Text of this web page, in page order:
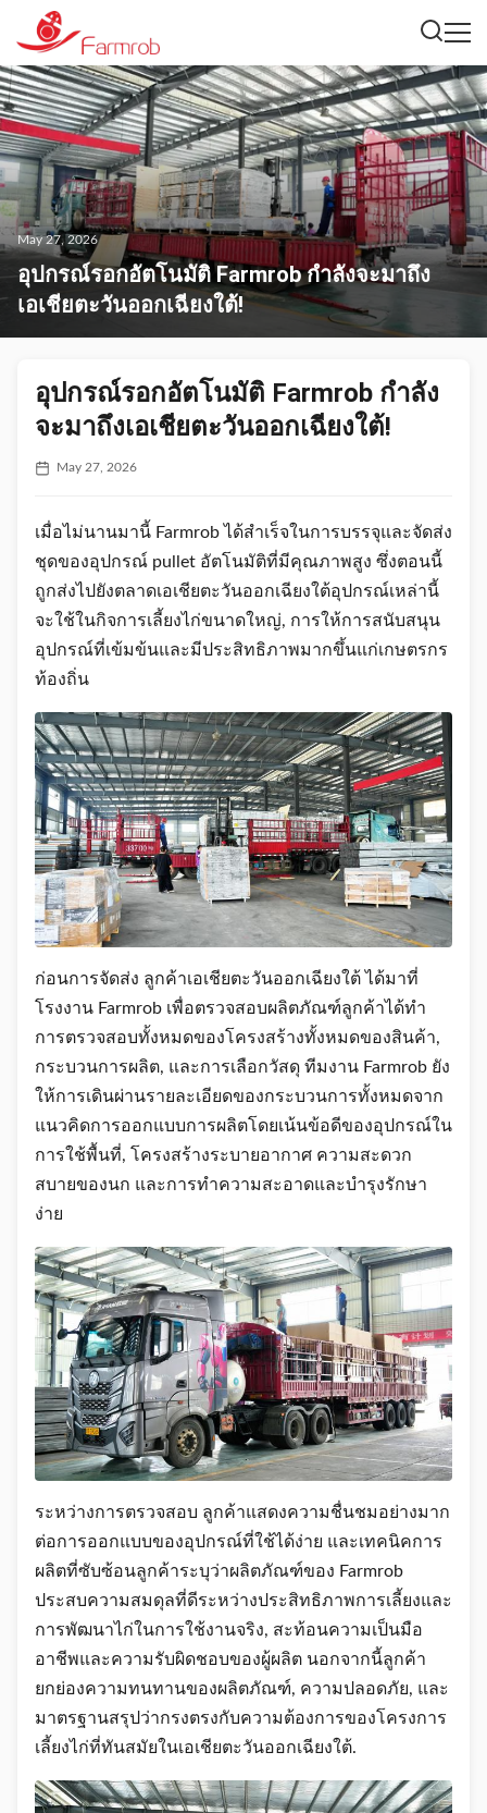
May 27, 2026
อุปกรณ์รอกอัตโนมัติ Farmrob กำลังจะมาถึง
เอเชียตะวันออกเฉียงใต้!
อุปกรณ์รอกอัตโนมัติ Farmrob กำลัง
จะมาถึงเอเชียตะวันออกเฉียงใต้!
May 27, 2026
เมื่อไม่นานมานี้ Farmrob ได้สําเร็จในการบรรจุและจัดส่ง
ชุดของอุปกรณ์ pullet อัตโนมัติที่มีคุณภาพสูง ซึ่งตอนนี้
ถูกส่งไปยังตลาดเอเชียตะวันออกเฉียงใต้อุปกรณ์เหล่านี้
จะใช้ในกิจการเลี้ยงไก่ขนาดใหญ่, การให้การสนับสนุน
อุปกรณ์ที่เข้มข้นและมีประสิทธิภาพมากขึ้นแก่เกษตรกร
ท้องถิ่น
ก่อนการจัดส่ง ลูกค้าเอเชียตะวันออกเฉียงใต้ ได้มาที่
โรงงาน Farmrob เพื่อตรวจสอบผลิตภัณฑ์ลูกค้าได้ทํา
การตรวจสอบทั้งหมดของโครงสร้างทั้งหมดของสินค้า,
กระบวนการผลิต, และการเลือกวัสดุ ทีมงาน Farmrob ยัง
ให้การเดินผ่านรายละเอียดของกระบวนการทั้งหมดจาก
แนวคิดการออกแบบการผลิตโดยเน้นข้อดีของอุปกรณ์ใน
การใช้พื้นที่, โครงสร้างระบายอากาศ ความสะดวก
สบายของนก และการทําความสะอาดและบํารุงรักษา
ง่าย
ระหว่างการตรวจสอบ ลูกค้าแสดงความชื่นชมอย่างมาก
ต่อการออกแบบของอุปกรณ์ที่ใช้ได้ง่าย และเทคนิคการ
ผลิตที่ซับซ้อนลูกค้าระบุว่าผลิตภัณฑ์ของ Farmrob
ประสบความสมดุลที่ดีระหว่างประสิทธิภาพการเลี้ยงและ
การพัฒนาไก่ในการใช้งานจริง, สะท้อนความเป็นมือ
อาชีพและความรับผิดชอบของผู้ผลิต นอกจากนี้ลูกค้า
ยกย่องความทนทานของผลิตภัณฑ์, ความปลอดภัย, และ
มาตรฐานสรุปว่ากรงตรงกับความต้องการของโครงการ
เลี้ยงไก่ที่ทันสมัยในเอเชียตะวันออกเฉียงใต้.